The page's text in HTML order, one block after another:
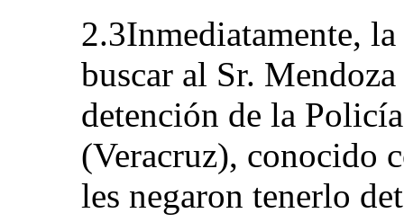
2.3Inmediatamente,
buscar al Sr.
detención de la
(Veracruz), conocido
les negaron tenerlo